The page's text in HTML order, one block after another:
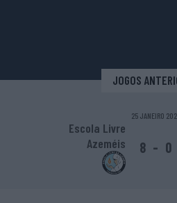
JOGOS
25 JANEIRO
Escola Livre
Azeméis
8 - 0